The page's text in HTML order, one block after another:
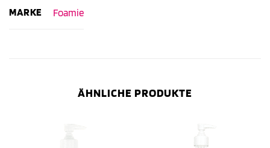
MARKE Foamie
ÄHNLICHE PRODUKTE